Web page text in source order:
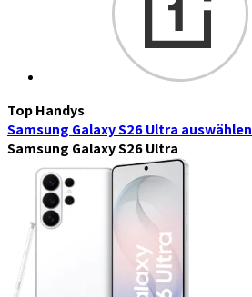
Top Handys
Samsung Galaxy S26 Ultra auswählen
Samsung Galaxy S26 Ultra